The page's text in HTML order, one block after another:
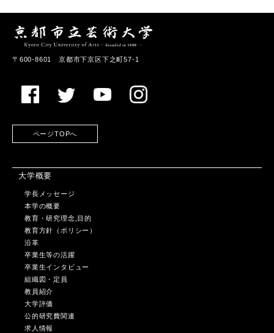
〒600-8601 京都市下京区下之町57-1
ページTOPへ
大学概要
学長メッセージ
本学の概要
教育・研究理念,目的
教育方針（ポリシー）
沿革
卒業生等の活躍
卒業生インタビュー
組織図・定員
教員紹介
大学評価
公的研究費関連
求人情報